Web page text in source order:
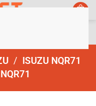
ISUZU NQR71